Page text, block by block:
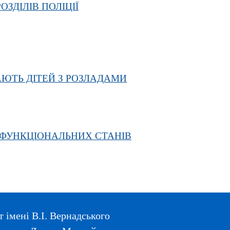
ПОЛІЦІЇ
ДІТЕЙ З РОЗЛАДАМИ
СТАНІВ
імені В.І. Вернадського